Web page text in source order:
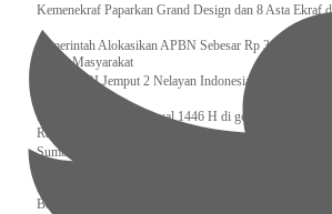
Kemenekraf Paparkan Grand Design dan 8 Asta
Pemerintah Alokasikan APBN Sebesar Rp 3,4 Triliun
Gratis Masyarakat
Bakamla RI Jemput 2 Nelayan Indonesia di
Sidang Isbat Awal Syawal 1446 H di gelar oleh
Ramadan
Sumber Daya Adalah Tantangan Penanganan Darurat
Dukung Kelancaran Lalu Lintas Libur Idul Fitri 1446h /
Berlakukan Diskon Tarif Sebesar 20%